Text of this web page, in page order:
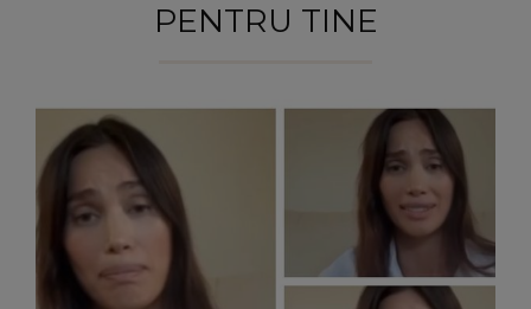
PENTRU TINE